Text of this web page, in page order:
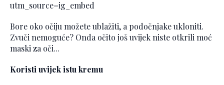
utm_source=ig_embed
Bore oko očiju možete ublažiti, a podočnjake ukloniti.
Zvuči nemoguće? Onda očito još uvijek niste otkrili moć
maski za oči...
Koristi uvijek istu kremu